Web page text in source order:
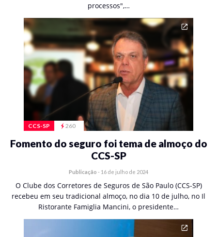
processos",…
CCS-SP 260
Fomento do seguro foi tema de almoço do
CCS-SP
Publicação - 16 de julho de 2024
O Clube dos Corretores de Seguros de São Paulo (CCS-SP)
recebeu em seu tradicional almoço, no dia 10 de julho, no Il
Ristorante Famiglia Mancini, o presidente…